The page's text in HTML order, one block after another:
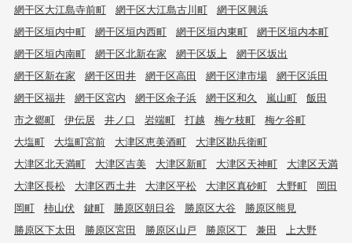
網干区大江島寺前町
網干区大江島古川町
網干区興浜
網干区垣内中町
網干区垣内西町 網干区垣内東町
網干区垣内本町
網干区垣内南町
網干区北新在家 網干区坂上
網干区坂出
網干区新在家
網干区田井 網干区高田 網干区津市場
網干区浜田
網干区福井
網干区宮内 網干区余子浜 網干区和久 嵐山町
飯田
市之郷町
伊伝居 井ノ口 岩端町 打越 梅ケ枝町
梅ケ谷町
大塩町
大塩町宮前 大津区恵美酒町
大津区勘兵衛町
大津区北天満町
大津区吉美 大津区新町 大津区天神町
大津区天満
大津区長松
大津区西土井 大津区平松 大津区真砂町 大野町
岡田
岡町
柿山伏 鍵町 勝原区朝日谷 勝原区大谷
勝原区熊見
勝原区下太田
勝原区宮田 勝原区山戸 勝原区丁 兼田
上大野